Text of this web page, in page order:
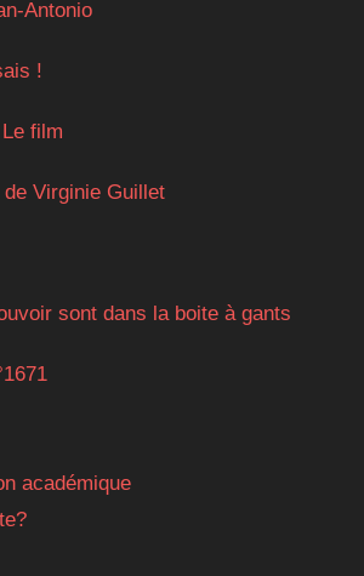
Antonio
!
film
Virginie Guillet
sont dans la boite à gants
académique